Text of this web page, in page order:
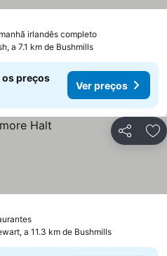
irlandês completoVer preços
a 7.1 km de Bushmills
os preços
Ver preços
Partilhar
Ver preços
a 11.3 km de Bushmills